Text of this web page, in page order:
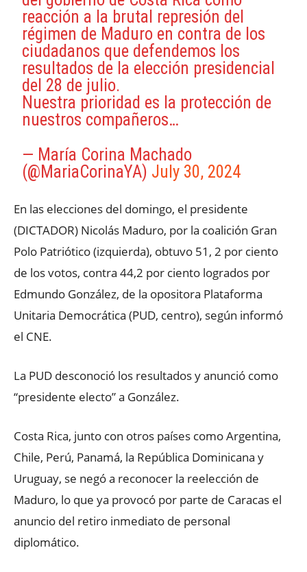
reacción a la brutal represión del
régimen de Maduro en contra de los
ciudadanos que defendemos los
resultados de la elección presidencial
del 28 de julio.
Nuestra prioridad es la protección de
nuestros compañeros…
— María Corina Machado
(@MariaCorinaYA) July 30, 2024
En las elecciones del domingo, el presidente
(DICTADOR) Nicolás Maduro, por la coalición Gran
Polo Patriótico (izquierda), obtuvo 51, 2 por ciento
de los votos, contra 44,2 por ciento logrados por
Edmundo González, de la opositora Plataforma
Unitaria Democrática (PUD, centro), según informó
el CNE.
La PUD desconoció los resultados y anunció como
“presidente electo” a González.
Costa Rica, junto con otros países como Argentina,
Chile, Perú, Panamá, la República Dominicana y
Uruguay, se negó a reconocer la reelección de
Maduro, lo que ya provocó por parte de Caracas el
anuncio del retiro inmediato de personal
diplomático.